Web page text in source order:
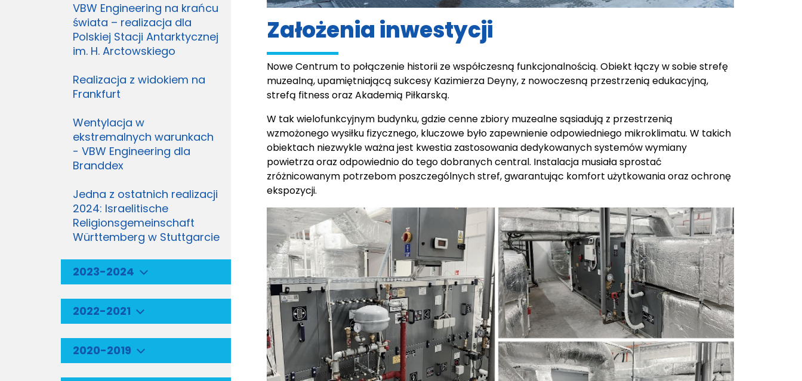
VBW Engineering na krańcu
świata – realizacja dla
Polskiej Stacji Antarktycznej
im. H. Arctowskiego
Realizacja z widokiem na
Frankfurt
Wentylacja w
ekstremalnych warunkach
- VBW Engineering dla
Branddex
Jedna z ostatnich realizacji
2024: Israelitische
Religionsgemeinschaft
Württemberg w Stuttgarcie
2023-2024
2022-2021
2020-2019
Założenia inwestycji
Nowe Centrum to połączenie historii ze współczesną funkcjonalnością. Obiekt łączy w sobie strefę
muzealną, upamiętniającą sukcesy Kazimierza Deyny, z nowoczesną przestrzenią edukacyjną,
strefą fitness oraz Akademią Piłkarską.
W tak wielofunkcyjnym budynku, gdzie cenne zbiory muzealne sąsiadują z przestrzenią
wzmożonego wysiłku fizycznego, kluczowe było zapewnienie odpowiedniego mikroklimatu. W takich
obiektach niezwykle ważna jest kwestia zastosowania dedykowanych systemów wymiany
powietrza oraz odpowiednio do tego dobranych central. Instalacja musiała sprostać
zróżnicowanym potrzebom poszczególnych stref, gwarantując komfort użytkowania oraz ochronę
ekspozycji.